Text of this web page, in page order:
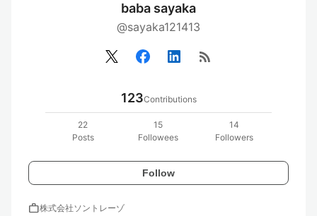
baba sayaka
@sayaka121413
rss_feed
123Contributions
22
Posts
15
Followees
14
Followers
Follow
work株式会社ソントレーゾ